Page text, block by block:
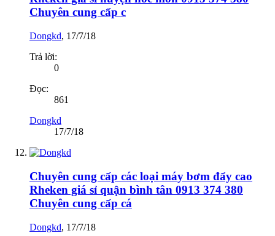
Chuyên cung cấp c
Dongkd, 17/7/18
Trả lời:
0
Đọc:
861
Dongkd
17/7/18
Chuyên cung cấp các loại máy bơm đẩy cao
Rheken giá sỉ quận bình tân 0913 374 380
Chuyên cung cấp cá
Dongkd, 17/7/18